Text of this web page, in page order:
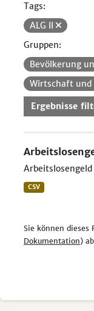
Tags:
ALG II
Gruppen:
Bevölkerung
Wirtschaft und
Ergebnisse
CSV
Sie können dieses
Dokumentation)